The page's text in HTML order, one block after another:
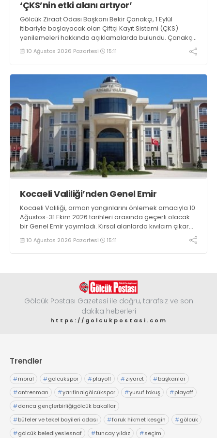
‘ÇKS’nin etki alanı artıyor’
Gölcük Ziraat Odası Başkanı Bekir Çanakçı, 1 Eylül
itibariyle başlayacak olan Çiftçi Kayıt Sistemi (ÇKS)
yenilemeleri hakkında açıklamalarda bulundu. Çanakçı,
“Çiftçi Kayıt Sistemi formatı, yaygınlaşması ve etki alanı
her yıl artarak devam etmektedir” dedi
10 Ağustos 2026 Pazartesi 15:11
Kocaeli Valiliği’nden Genel Emir
Kocaeli Valiliği, orman yangınlarını önlemek amacıyla 10
Ağustos-31 Ekim 2026 tarihleri arasında geçerli olacak
bir Genel Emir yayımladı. Kırsal alanlarda kıvılcım çıkaran
makine kullanacak kişilerin önceden kolluk kuvvetlerine
bildirim yapması ve yanlarında 6 kilogramlık yangın tüpü
10 Ağustos 2026 Pazartesi 15:11
Gölcük Postası Gazetesi ile doğru, tarafsız ve son
dakika heberleri
https://golcukpostasi.com
Trendler
#moral #gölcükspor #playoff #ziyaret #başkanlar
#antrenman #yarıfinalgölcükspor #yusuf tokuş #playoff
#darıca gençlerbirliğigölcük bakallar
#büfeler ve tekel bayileri odası #faruk hikmet kesgin #gölcük
#gölcük belediyesiesnaf #tuncay yıldız #seçim